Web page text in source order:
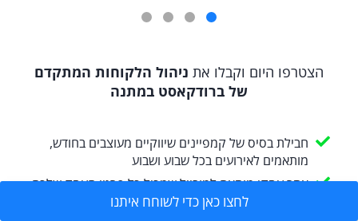
הצטרפו היום וקבלו את ניהול הלקוחות המתקדם
של ברודקאסט במתנה
חבילת בסיס של קמפיינים שיווקיים מעוצבים בחודש,
מותאמים לאירועים בכל שבוע ושבוע
אתר עסקי מותאם למובייל שמכיל כל פרטי העסק שלכם
כפתורי יצירת קשר אתכם בכל הערוצים: טלפון, ווטסאפ,
לחצו כאן כדי לשוחח איתנו